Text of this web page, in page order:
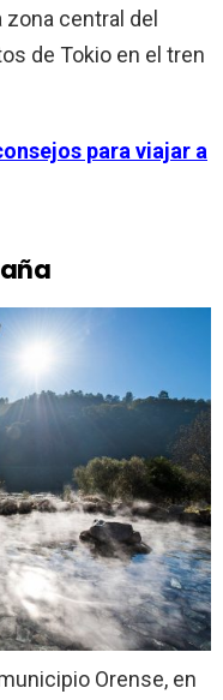
central del
de Tokio en el tren
para viajar a
Orense, en